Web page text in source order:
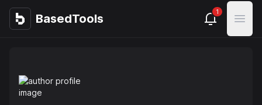
BasedTools
BasedTools 1
Open